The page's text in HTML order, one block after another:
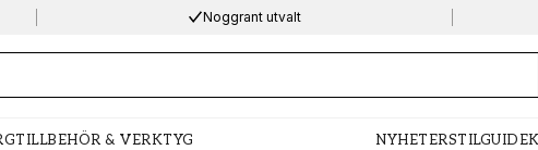
Noggrant utvalt
TILLBEHÖR & VERKTYG NYHETERSTILGUIDE